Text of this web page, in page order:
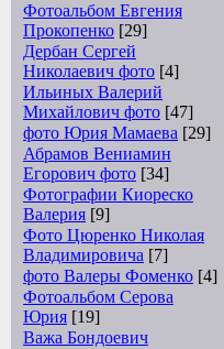
Фотоальбом Евгения
Прокопенко [29]
Дербан Сергей
Николаевич фото [4]
Ильиных Валерий
Михайлович фото [47]
фото Юрия Мамаева [29]
Абрамов Вениамин
Егорович фото [34]
Фотографии Киореско
Валерия [9]
Фото Цюренко Николая
Владимировича [7]
фото Валеры Фоменко [4]
Фотоальбом Серова
Юрия [19]
Важа Бондоевич